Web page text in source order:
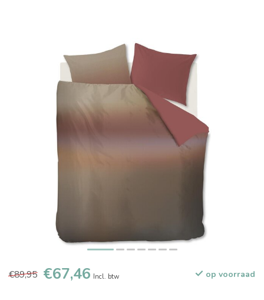
€89,95 €67,46 Incl. btw op voorraad